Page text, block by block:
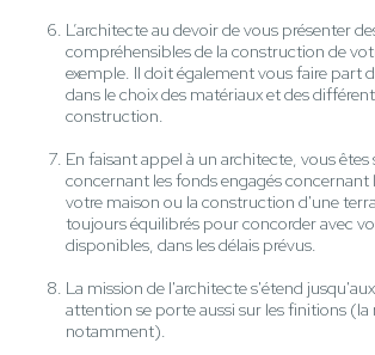
L’architecte au devoir de vous présenter
compréhensibles de la construction de
exemple. Il doit également vous faire part
dans le choix des matériaux et des
construction.
En faisant appel à un architecte, vous êtes
concernant les fonds engagés
votre maison ou la construction d'une
toujours équilibrés pour concorder avec
disponibles, dans les délais prévus.
La mission de l'architecte s'étend
attention se porte aussi sur les finitions
notamment).